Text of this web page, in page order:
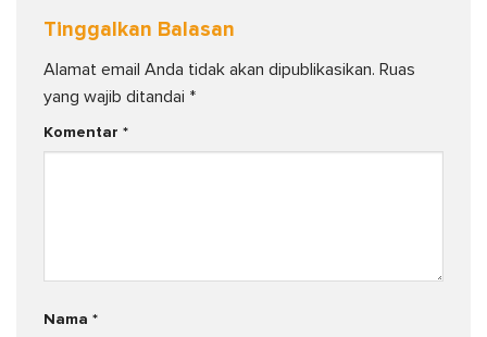
Tinggalkan Balasan
Alamat email Anda tidak akan dipublikasikan. Ruas
yang wajib ditandai *
Komentar *
Nama *